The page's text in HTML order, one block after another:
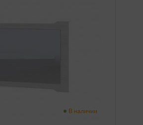
В наличии